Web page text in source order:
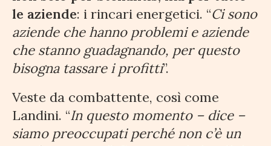
le aziende: i rincari energetici. “Ci sono
aziende che hanno problemi e aziende
che stanno guadagnando, per questo
bisogna tassare i profitti”.
Veste da combattente, così come
Landini. “In questo momento – dice –
siamo preoccupati perché non c’è un